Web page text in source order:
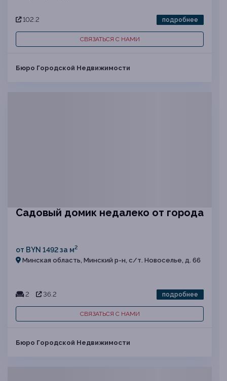
102.2 подробнее
СВЯЗАТЬСЯ С НАМИ
Бюро Городской Недвижимости
Садовый домик недалеко от города
от BYN 1492 за м2
Минская область, Минский р-н, с/т. Новоселье, д. 66
2 36.2 подробнее
СВЯЗАТЬСЯ С НАМИ
Бюро Городской Недвижимости